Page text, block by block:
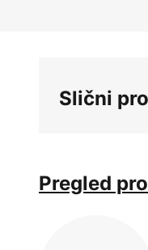
Slični
Pregled